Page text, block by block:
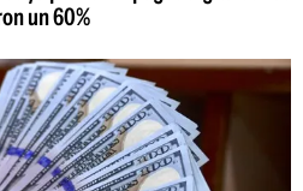
un 60%